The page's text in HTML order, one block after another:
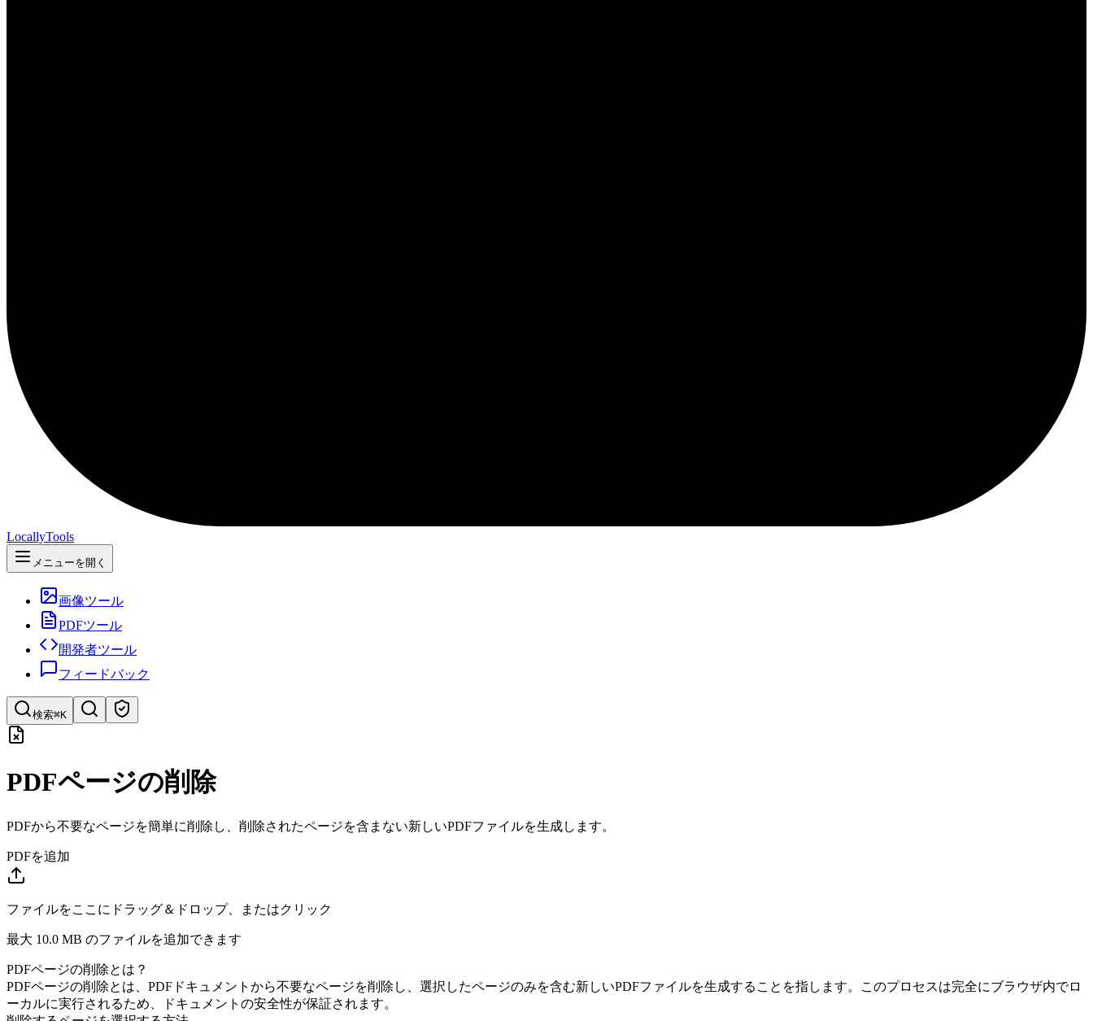
LocallyTools
メニューを開く
画像ツール
PDFツール
開発者ツール
フィードバック
検索⌘K
ツールを素早く検索
PDFページの削除
PDFから不要なページを簡単に削除し、削除されたページを含まない新しいPDFファイルを生成します。
PDFを追加
ファイルをここにドラッグ＆ドロップ、またはクリック
最大 10.0 MB のファイルを追加できます
PDFページの削除とは？
PDFページの削除とは、PDFドキュメントから不要なページを削除し、選択したページのみを含む新しいPDFファイルを生成することを指します。このプロセスは完全にブラウザ内でロ
ーカルに実行されるため、ドキュメントの安全性が保証されます。